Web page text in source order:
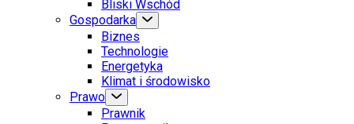
Bliski Wschód
Gospodarka
Biznes
Technologie
Energetyka
Klimat i środowisko
Prawo
Prawnik